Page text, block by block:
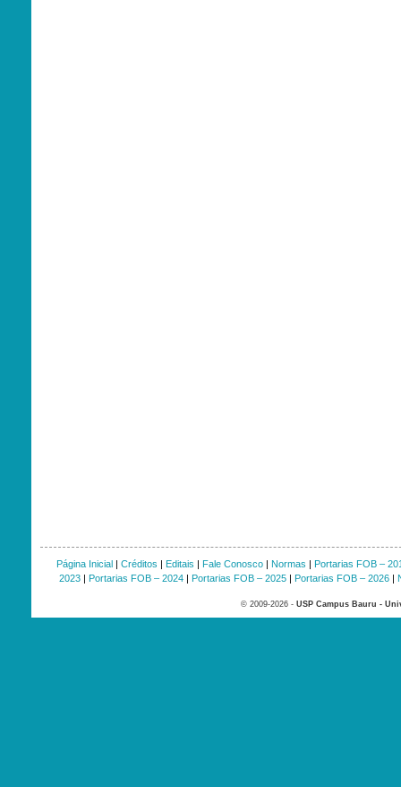
Página Inicial| Créditos | Editais | Fale Conosco| Normas | Portarias FOB –
2023| Portarias FOB – 2024| Portarias FOB – 2025| Portarias FOB – 2026|
© 2009-2026 - USP Campus Bauru -